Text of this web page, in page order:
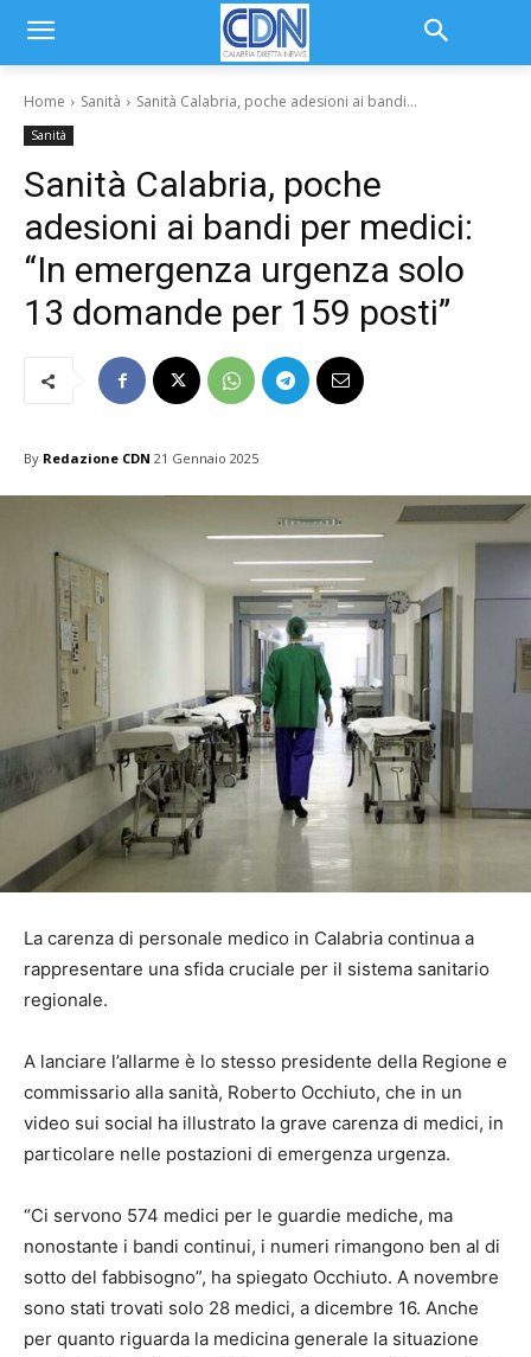
Home Sanità Sanità Calabria, poche adesioni ai bandi...
Sanità
Sanità Calabria, poche
adesioni ai bandi per medici:
“In emergenza urgenza solo
13 domande per 159 posti”
By Redazione CDN 21 Gennaio 2025
La carenza di personale medico in Calabria continua a
rappresentare una sfida cruciale per il sistema sanitario
regionale.
A lanciare l’allarme è lo stesso presidente della Regione e
commissario alla sanità, Roberto Occhiuto, che in un
video sui social ha illustrato la grave carenza di medici, in
particolare nelle postazioni di emergenza urgenza.
“Ci servono 574 medici per le guardie mediche, ma
nonostante i bandi continui, i numeri rimangono ben al di
sotto del fabbisogno”, ha spiegato Occhiuto. A novembre
sono stati trovati solo 28 medici, a dicembre 16. Anche
per quanto riguarda la medicina generale la situazione